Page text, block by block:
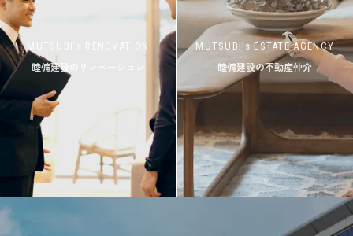
MUTSUBI’s RENOVATION
睦備建設のリノベーション
MUTSUBI’s ESTATE AGENCY
睦備建設の不動産仲介